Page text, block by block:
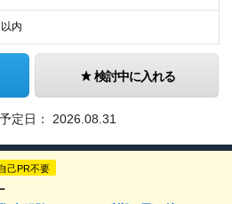
内
検討中に入れる
定日： 2026.08.31
己PR不要